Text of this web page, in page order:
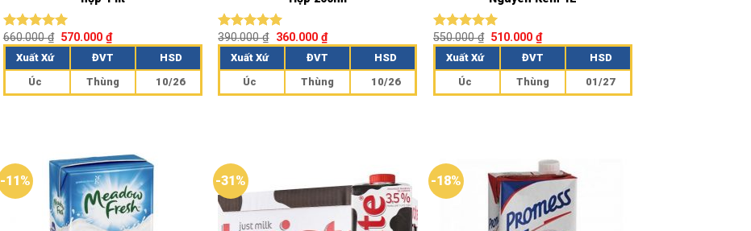
Được xếp
hạng5.00
5 sao
660.000₫ 570.000₫
Xuất Xứ ĐVT
HSD
Úc
Thùng 10/26
Được xếp
hạng5.00
5 sao
390.000₫ 360.000 ₫
Xuất Xứ ĐVT
HSD
Úc
Thùng 10/26
Được xếp
hạng5.00
5 sao
550.000₫ 510.000₫
Xuất Xứ ĐVT
HSD
Úc
Thùng 01/27
-11% -31% -18%